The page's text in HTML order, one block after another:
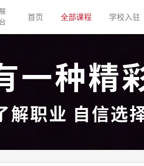
首页(current)全部课程(current)学校入驻
一种精
解职业 自信选